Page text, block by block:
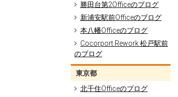
勝田台第2Officeのブログ
新浦安駅前Officeのブログ
本八幡Officeのブログ
Cocorport Rework 松戸駅前
のブログ
東京都
北千住Officeのブログ